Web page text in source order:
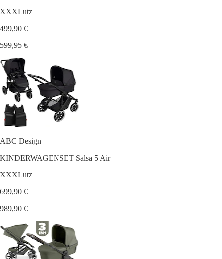
XXXLutz
499,90 €
599,95 €
ABC Design
KINDERWAGENSET Salsa 5 Air
XXXLutz
699,90 €
989,90 €